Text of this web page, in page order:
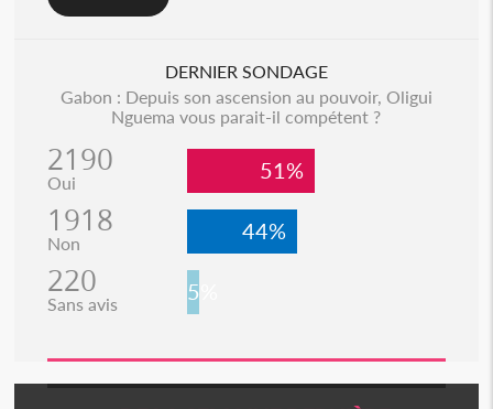
DERNIER SONDAGE
Gabon : Depuis son ascension au pouvoir, Oligui
Nguema vous parait-il compétent ?
2190
Oui 51%
1918
Non 44%
220
Sans avis 5%